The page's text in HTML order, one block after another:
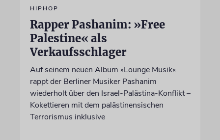
HIPHOP
Rapper Pashanim: »Free
Palestine« als
Verkaufsschlager
Auf seinem neuen Album »Lounge Musik«
rappt der Berliner Musiker Pashanim
wiederholt über den Israel-Palästina-Konflikt –
Kokettieren mit dem palästinensischen
Terrorismus inklusive